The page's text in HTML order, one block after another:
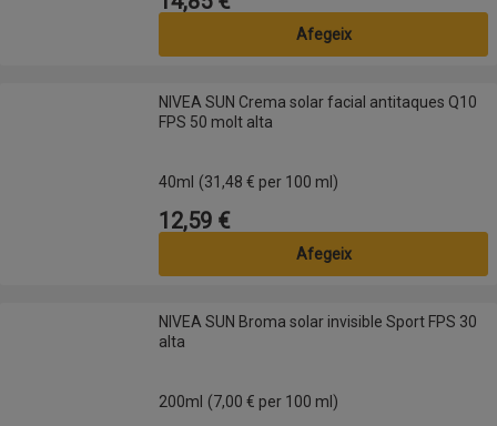
Afegeix
NIVEA SUN Crema solar facial antitaques Q10 FPS 50 molt alta
NIVEA SUN Crema solar facial antitaques Q10
FPS 50 molt alta
40ml (31,48 € per 100 ml)
Preu
12,59 €
Afegeix
NIVEA SUN Broma solar invisible Sport FPS 30 alta
NIVEA SUN Broma solar invisible Sport FPS 30
alta
200ml (7,00 € per 100 ml)